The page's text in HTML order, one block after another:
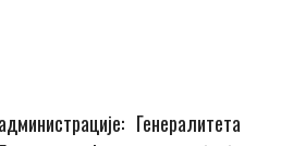
Генералитета